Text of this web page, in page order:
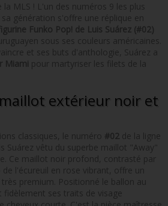
MLS ! L'un des numéros 9 les plus
génération s'offre une réplique en
Funko Pop! de Luis Suárez (#02)
sous ses couleurs américaines.
et ses buts d'anthologie, Suárez a
Miami pour martyriser les filets de la
extérieur noir et
classiques, le numéro #02 de la ligne
Suárez vêtu du superbe maillot "Away"
Ce maillot noir profond, contrasté par
l'écureuil en rose vibrant, offre un
premium. Positionné le ballon au
fidèlement ses traits de visage